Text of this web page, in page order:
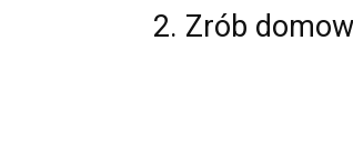
2. Zrób